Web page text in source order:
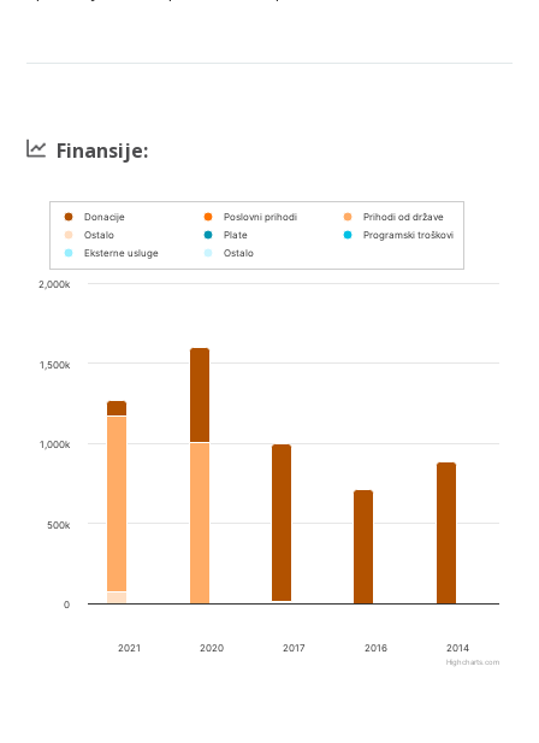
Finansije:
Chart
Bar chart with 8 data series.
View as data table, Chart
Donacije Poslovni prihodi
Prihodi od države
Ostalo
Plate
Programski troškovi
Eksterne usluge
Ostalo
2021 2020 2017 2016 2014
0
500k
1,000k
1,500k
2,000k
Highcharts.com